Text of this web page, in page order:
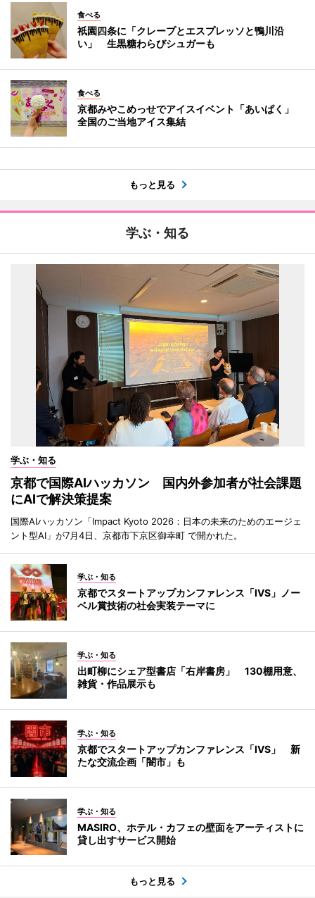
食べる
祇園四条に「クレープとエスプレッソと鴨川沿
い」 生黒糖わらびシュガーも
食べる
京都みやこめっせでアイスイベント「あいぱく」
全国のご当地アイス集結
もっと見る
学ぶ・知る
学ぶ・知る
京都で国際AIハッカソン 国内外参加者が社会課題
にAIで解決策提案
国際AIハッカソン「Impact Kyoto 2026：日本の未来のためのエージェ
ント型AI」が7月4日、京都市下京区御幸町 で開かれた。
学ぶ・知る
京都でスタートアップカンファレンス「IVS」ノー
ベル賞技術の社会実装テーマに
学ぶ・知る
出町柳にシェア型書店「右岸書房」 130棚用意、
雑貨・作品展示も
学ぶ・知る
京都でスタートアップカンファレンス「IVS」 新
たな交流企画「闇市」も
学ぶ・知る
MASIRO、ホテル・カフェの壁面をアーティストに
貸し出すサービス開始
もっと見る